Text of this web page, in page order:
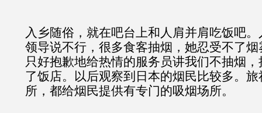
入乡随俗，就在吧台上和人肩并肩吃饭吧
领导说不行，很多食客抽烟，她忍受不了
只好抱歉地给热情的服务员讲我们不抽烟
了饭店。以后观察到日本的烟民比较多。
所，都给烟民提供有专门的吸烟场所。